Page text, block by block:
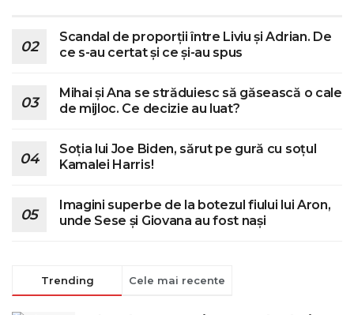
Scandal de proporții între Liviu și Adrian. De
ce s-au certat și ce și-au spus
Mihai și Ana se străduiesc să găsească o cale
de mijloc. Ce decizie au luat?
Soția lui Joe Biden, sărut pe gură cu soțul
Kamalei Harris!
Imagini superbe de la botezul fiului lui Aron,
unde Sese și Giovana au fost nași
Trending Cele mai recente